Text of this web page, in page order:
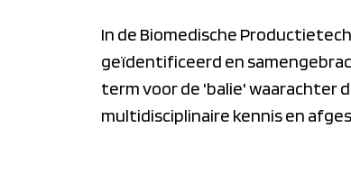
In de Biomedische
geïdentificeerd en
term voor de 'balie' waarachter
multidisciplinaire kennis en